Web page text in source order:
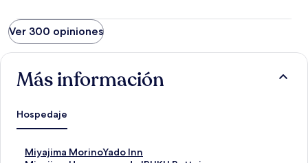
Ver 300 opiniones
Más información
Hospedaje
Miyajima MorinoYado Inn
E